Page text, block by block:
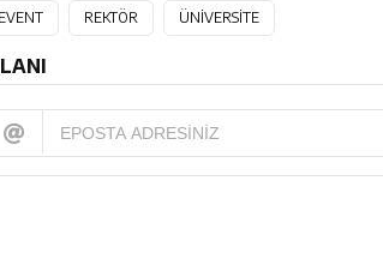
REKTÖR ÜNİVERSİTE